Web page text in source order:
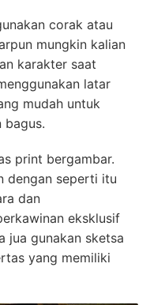
corak atau
mungkin kalian
karakter saat
latar
mudah untuk
bagus.
print bergambar.
dengan seperti itu
dan
eksklusif
jua gunakan sketsa
yang memiliki